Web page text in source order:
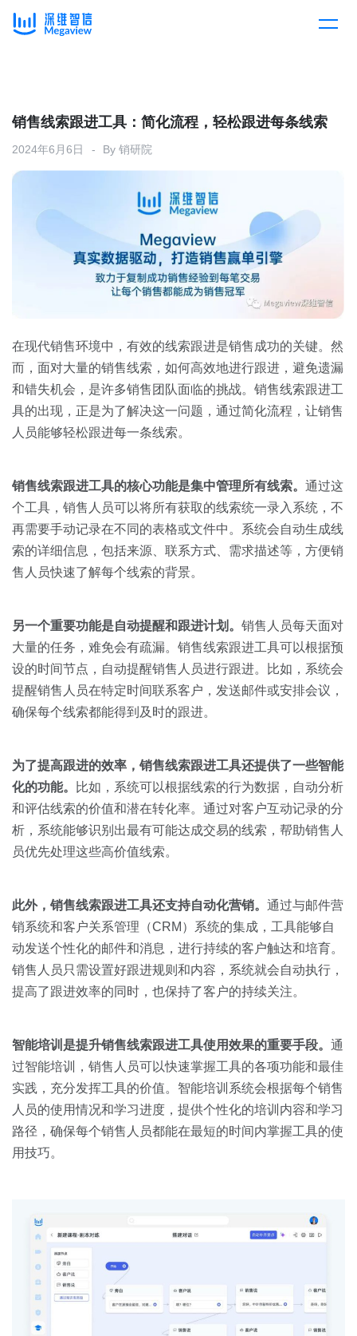
产品总览
产品集成
解决方案
按行业
消费医疗
房地产
金融
销售管理
交易跟进
培训辅导
客户案例
资源中心
全部
白皮书
销售会话智能
关于我们
预约演示
销售线索跟进工具：简化流程，轻松跟进每条线索
2024年6月6日 By 销研院
在现代销售环境中，有效的线索跟进是销售成功的关键。然
而，面对大量的销售线索，如何高效地进行跟进，避免遗漏
和错失机会，是许多销售团队面临的挑战。销售线索跟进工
具的出现，正是为了解决这一问题，通过简化流程，让销售
人员能够轻松跟进每一条线索。
销售线索跟进工具的核心功能是集中管理所有线索。 通过这
个工具，销售人员可以将所有获取的线索统一录入系统，不
再需要手动记录在不同的表格或文件中。系统会自动生成线
索的详细信息，包括来源、联系方式、需求描述等，方便销
售人员快速了解每个线索的背景。
另一个重要功能是自动提醒和跟进计划。 销售人员每天面对
大量的任务，难免会有疏漏。销售线索跟进工具可以根据预
设的时间节点，自动提醒销售人员进行跟进。比如，系统会
提醒销售人员在特定时间联系客户，发送邮件或安排会议，
确保每个线索都能得到及时的跟进。
为了提高跟进的效率，销售线索跟进工具还提供了一些智能
化的功能。
比如，系统可以根据线索的行为数据，自动分析
和评估线索的价值和潜在转化率。通过对客户互动记录的分
析，系统能够识别出最有可能达成交易的线索，帮助销售人
员优先处理这些高价值线索。
此外，销售线索跟进工具还支持自动化营销。 通过与邮件营
销系统和客户关系管理（CRM）系统的集成，工具能够自
动发送个性化的邮件和消息，进行持续的客户触达和培育。
销售人员只需设置好跟进规则和内容，系统就会自动执行，
提高了跟进效率的同时，也保持了客户的持续关注。
智能培训是提升销售线索跟进工具使用效果的重要手段。 通
过智能培训，销售人员可以快速掌握工具的各项功能和最佳
实践，充分发挥工具的价值。智能培训系统会根据每个销售
人员的使用情况和学习进度，提供个性化的培训内容和学习
路径，确保每个销售人员都能在最短的时间内掌握工具的使
用技巧。